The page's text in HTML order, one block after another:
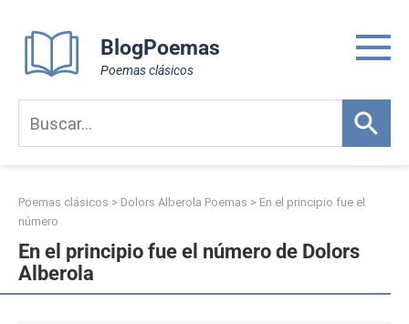
content
BlogPoemas
Poemas clásicos
Poemas clásicos > Dolors Alberola Poemas > En el principio fue el
número
En el principio fue el número de Dolors
Alberola